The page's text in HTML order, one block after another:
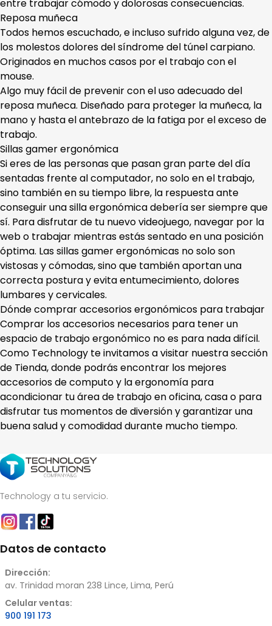
entre trabajar cómodo y dolorosas consecuencias.
Reposa muñeca
Todos hemos escuchado, e incluso sufrido alguna vez, de
los molestos dolores del síndrome del túnel carpiano.
Originados en muchos casos por el trabajo con el
mouse.
Algo muy fácil de prevenir con el uso adecuado del
reposa muñeca. Diseñado para proteger la muñeca, la
mano y hasta el antebrazo de la fatiga por el exceso de
trabajo.
Sillas gamer ergonómica
Si eres de las personas que pasan gran parte del día
sentadas frente al computador, no solo en el trabajo,
sino también en su tiempo libre, la respuesta ante
conseguir una silla ergonómica debería ser siempre que
sí. Para disfrutar de tu nuevo videojuego, navegar por la
web o trabajar mientras estás sentado en una posición
óptima. Las sillas gamer ergonómicas no solo son
vistosas y cómodas, sino que también aportan una
correcta postura y evita entumecimiento, dolores
lumbares y cervicales.
Dónde comprar accesorios ergonómicos para trabajar
Comprar los accesorios necesarios para tener un
espacio de trabajo ergonómico no es para nada difícil.
Como Technology te invitamos a visitar nuestra sección
de Tienda, donde podrás encontrar los mejores
accesorios de computo y la ergonomía para
acondicionar tu área de trabajo en oficina, casa o para
disfrutar tus momentos de diversión y garantizar una
buena salud y comodidad durante mucho tiempo.
Technology a tu servicio.
Datos de contacto
Dirección:
av. Trinidad moran 238 Lince, Lima, Perú
Celular ventas:
900 191 173